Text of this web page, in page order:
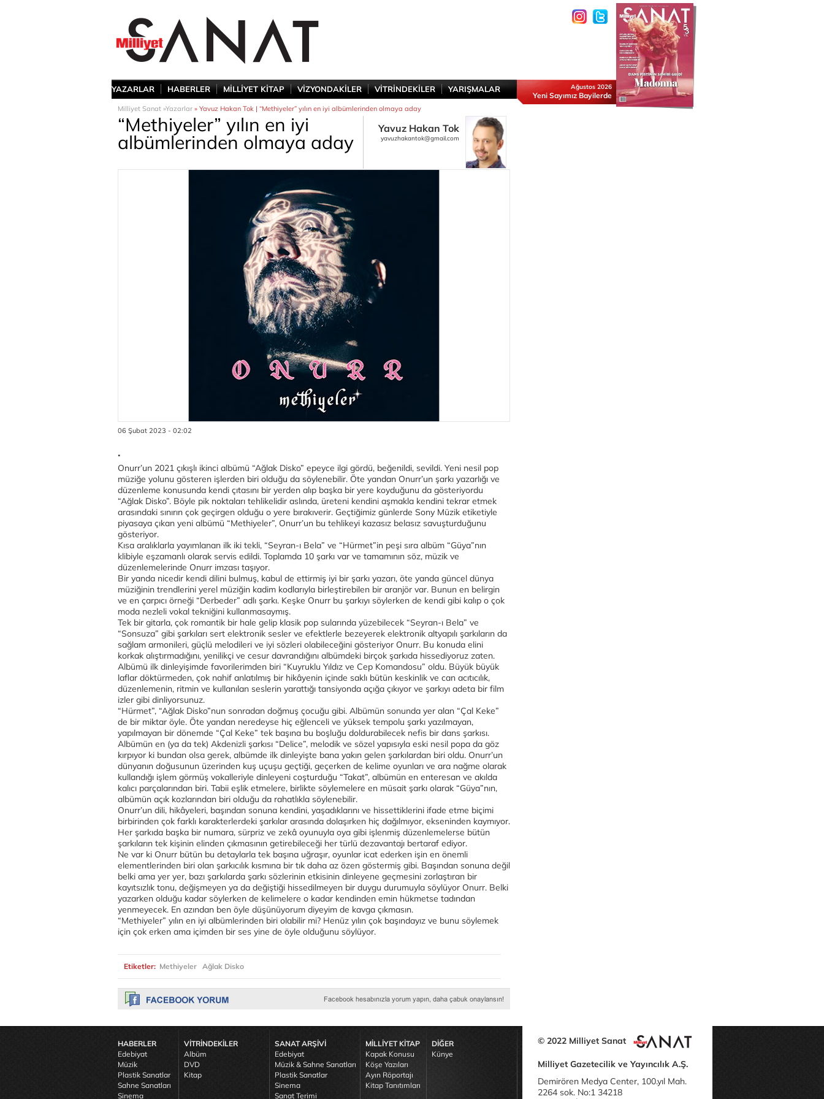
YAZARLAR HABERLER MİLLİYET KİTAP VİZYONDAKİLER VİTRİNDEKİLER YARIŞMALAR Ağustos 2026
Yeni Sayımız Bayilerde
Milliyet Sanat »Yazarlar » Yavuz Hakan Tok | “Methiyeler” yılın en iyi albümlerinden olmaya aday
“Methiyeler” yılın en iyi
albümlerinden olmaya aday
Yavuz Hakan Tok
yavuzhakantok@gmail.com
06 Şubat 2023 - 02:02
.
Onurr’un 2021 çıkışlı ikinci albümü “Ağlak Disko” epeyce ilgi gördü, beğenildi, sevildi. Yeni nesil pop
müziğe yolunu gösteren işlerden biri olduğu da söylenebilir. Öte yandan Onurr’un şarkı yazarlığı ve
düzenleme konusunda kendi çıtasını bir yerden alıp başka bir yere koyduğunu da gösteriyordu
“Ağlak Disko”. Böyle pik noktaları tehlikelidir aslında, üreteni kendini aşmakla kendini tekrar etmek
arasındaki sınırın çok geçirgen olduğu o yere bırakıverir. Geçtiğimiz günlerde Sony Müzik etiketiyle
piyasaya çıkan yeni albümü “Methiyeler”, Onurr’un bu tehlikeyi kazasız belasız savuşturduğunu
gösteriyor.
Kısa aralıklarla yayımlanan ilk iki tekli, “Seyran-ı Bela” ve “Hürmet”in peşi sıra albüm “Güya”nın
klibiyle eşzamanlı olarak servis edildi. Toplamda 10 şarkı var ve tamamının söz, müzik ve
düzenlemelerinde Onurr imzası taşıyor.
Bir yanda nicedir kendi dilini bulmuş, kabul de ettirmiş iyi bir şarkı yazarı, öte yanda güncel dünya
müziğinin trendlerini yerel müziğin kadim kodlarıyla birleştirebilen bir aranjör var. Bunun en belirgin
ve en çarpıcı örneği “Derbeder” adlı şarkı. Keşke Onurr bu şarkıyı söylerken de kendi gibi kalıp o çok
moda nezleli vokal tekniğini kullanmasaymış.
Tek bir gitarla, çok romantik bir hale gelip klasik pop sularında yüzebilecek “Seyran-ı Bela” ve
“Sonsuza” gibi şarkıları sert elektronik sesler ve efektlerle bezeyerek elektronik altyapılı şarkıların da
sağlam armonileri, güçlü melodileri ve iyi sözleri olabileceğini gösteriyor Onurr. Bu konuda elini
korkak alıştırmadığını, yenilikçi ve cesur davrandığını albümdeki birçok şarkıda hissediyoruz zaten.
Albümü ilk dinleyişimde favorilerimden biri “Kuyruklu Yıldız ve Cep Komandosu” oldu. Büyük büyük
laflar döktürmeden, çok nahif anlatılmış bir hikâyenin içinde saklı bütün keskinlik ve can acıtıcılık,
düzenlemenin, ritmin ve kullanılan seslerin yarattığı tansiyonda açığa çıkıyor ve şarkıyı adeta bir film
izler gibi dinliyorsunuz.
“Hürmet”, “Ağlak Disko”nun sonradan doğmuş çocuğu gibi. Albümün sonunda yer alan “Çal Keke”
de bir miktar öyle. Öte yandan neredeyse hiç eğlenceli ve yüksek tempolu şarkı yazılmayan,
yapılmayan bir dönemde “Çal Keke” tek başına bu boşluğu doldurabilecek nefis bir dans şarkısı.
Albümün en (ya da tek) Akdenizli şarkısı “Delice”, melodik ve sözel yapısıyla eski nesil popa da göz
kırpıyor ki bundan olsa gerek, albümde ilk dinleyişte bana yakın gelen şarkılardan biri oldu. Onurr’un
dünyanın doğusunun üzerinden kuş uçuşu geçtiği, geçerken de kelime oyunları ve ara nağme olarak
kullandığı işlem görmüş vokalleriyle dinleyeni coşturduğu “Takat”, albümün en enteresan ve akılda
kalıcı parçalarından biri. Tabii eşlik etmelere, birlikte söylemelere en müsait şarkı olarak “Güya”nın,
albümün açık kozlarından biri olduğu da rahatlıkla söylenebilir.
Onurr’un dili, hikâyeleri, başından sonuna kendini, yaşadıklarını ve hissettiklerini ifade etme biçimi
birbirinden çok farklı karakterlerdeki şarkılar arasında dolaşırken hiç dağılmıyor, ekseninden kaymıyor.
Her şarkıda başka bir numara, sürpriz ve zekâ oyunuyla oya gibi işlenmiş düzenlemelerse bütün
şarkıların tek kişinin elinden çıkmasının getirebileceği her türlü dezavantajı bertaraf ediyor.
Ne var ki Onurr bütün bu detaylarla tek başına uğraşır, oyunlar icat ederken işin en önemli
elementlerinden biri olan şarkıcılık kısmına bir tık daha az özen göstermiş gibi. Başından sonuna değil
belki ama yer yer, bazı şarkılarda şarkı sözlerinin etkisinin dinleyene geçmesini zorlaştıran bir
kayıtsızlık tonu, değişmeyen ya da değiştiği hissedilmeyen bir duygu durumuyla söylüyor Onurr. Belki
yazarken olduğu kadar söylerken de kelimelere o kadar kendinden emin hükmetse tadından
yenmeyecek. En azından ben öyle düşünüyorum diyeyim de kavga çıkmasın.
“Methiyeler” yılın en iyi albümlerinden biri olabilir mi? Henüz yılın çok başındayız ve bunu söylemek
için çok erken ama içimden bir ses yine de öyle olduğunu söylüyor.
Etiketler: Methiyeler Ağlak Disko
HABERLER
Edebiyat
Müzik
Plastik Sanatlar
Sahne Sanatları
Sinema
VİTRİNDEKİLER
Albüm
DVD
Kitap
SANAT ARŞİVİ
Edebiyat
Müzik & Sahne Sanatları
Plastik Sanatlar
Sinema
Sanat Terimi
MİLLİYET KİTAP
Kapak Konusu
Köşe Yazıları
Ayın Röportajı
Kitap Tanıtımları
DİĞER
Künye
© 2022 Milliyet Sanat
Milliyet Gazetecilik ve Yayıncılık A.Ş.
Demirören Medya Center, 100.yıl Mah.
2264 sok. No:1 34218